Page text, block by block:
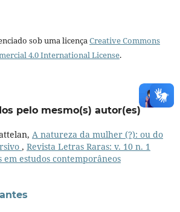
sob uma licençaCreative Commons
4.0 International License.
pelo mesmo(s) autor(es)
A natureza da mulher (?): ou do
, Revista Letras Raras: v. 10 n. 1
em estudos contemporâneos